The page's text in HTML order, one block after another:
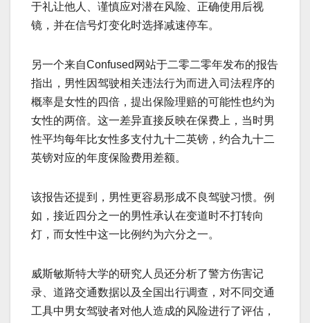
于礼让他人、谨慎应对潜在风险、正确使用后视
镜，并在信号灯变化时选择减速停车。
另一个来自Confused网站于二零二零年发布的报告
指出，男性因驾驶相关违法行为而进入司法程序的
概率是女性的四倍，提出保险理赔的可能性也约为
女性的两倍。这一差异直接反映在保费上，当时男
性平均每年比女性多支付九十二英镑，约合九十二
英镑对应的年度保险费用差额。
该报告还提到，男性更容易形成不良驾驶习惯。例
如，接近四分之一的男性承认在变道时不打转向
灯，而女性中这一比例约为六分之一。
威斯敏斯特大学的研究人员还分析了警方伤害记
录、道路交通数据以及全国出行调查，对不同交通
工具中男女驾驶者对他人造成的风险进行了评估，